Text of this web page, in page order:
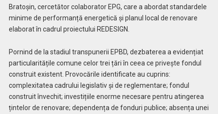
Bratoșin, cercetător colaborator EPG, care a abordat standardele
minime de performanță energetică și planul local de renovare
elaborat în cadrul proiectului REDESIGN.
Pornind de la stadiul transpunerii EPBD, dezbaterea a evidențiat
particularitățile comune celor trei țări în ceea ce privește fondul
construit existent. Provocările identificate au cuprins:
complexitatea cadrului legislativ și de reglementare; fondul
construit învechit; investițiile enorme necesare pentru atingerea
țintelor de renovare; dependența de fonduri publice; absența unei